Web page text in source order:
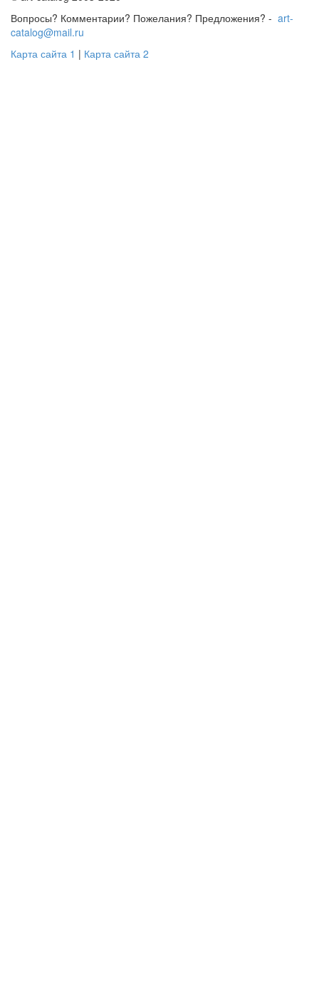
Вопросы? Комментарии? Пожелания? Предложения? - art-
catalog@mail.ru
Карта сайта 1 | Карта сайта 2